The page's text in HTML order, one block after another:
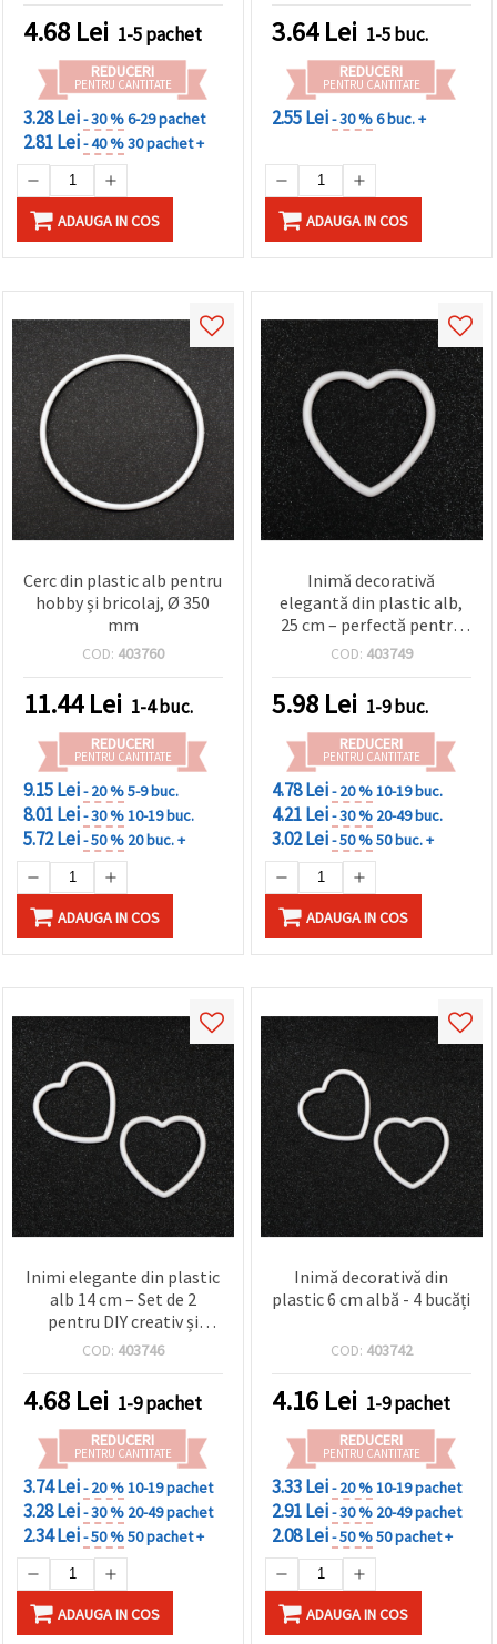
4.68 Lei 1-5 pachet
REDUCERI
PENTRU CANTITATE
3.28 Lei- 30 %6-29 pachet
2.81 Lei- 40 %30 pachet +
ADAUGA IN COS
3.64Lei 1-5 buc.
REDUCERI
PENTRU CANTITATE
2.55 Lei- 30 %6 buc. +
ADAUGA IN COS
Cerc din plastic alb pentru
hobby și bricolaj, Ø 350
mm
COD: 403760
11.44Lei 1-4 buc.
REDUCERI
PENTRU CANTITATE
9.15 Lei- 20 %5-9 buc.
8.01 Lei- 30 %10-19 buc.
5.72 Lei- 50 % 20 buc. +
ADAUGA IN COS
Inimă decorativă
elegantă din plastic alb,
25 cm – perfectă pentru
nunți, petreceri și
handmade
COD: 403749
5.98 Lei 1-9 buc.
REDUCERI
PENTRU CANTITATE
4.78 Lei- 20 %10-19 buc.
4.21 Lei- 30 % 20-49 buc.
3.02 Lei- 50 %50 buc. +
ADAUGA IN COS
Inimi elegante din plastic
alb 14 cm – Set de 2
pentru DIY creativ și
decorațiuni festive
COD: 403746
4.68 Lei 1-9 pachet
REDUCERI
PENTRU CANTITATE
3.74 Lei- 20 %10-19 pachet
3.28 Lei- 30 % 20-49 pachet
2.34 Lei- 50 %50 pachet +
ADAUGA IN COS
Inimă decorativă din
plastic 6 cm albă - 4 bucăți
COD: 403742
4.16 Lei 1-9 pachet
REDUCERI
PENTRU CANTITATE
3.33 Lei- 20 %10-19 pachet
2.91 Lei- 30 % 20-49 pachet
2.08 Lei- 50 %50 pachet +
ADAUGA IN COS